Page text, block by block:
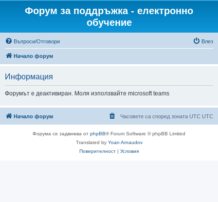
Форум за поддръжка - електронно
обучение
Въпроси/Отговори Влез
Начало форум
Информация
Форумът е деактивиран. Моля използвайте microsoft teams
Начало форум Часовете са според зоната UTC UTC
Форума се задвижва от phpBB® Forum Software © phpBB Limited
Translated by Yoan Arnaudov
Поверителност | Условия